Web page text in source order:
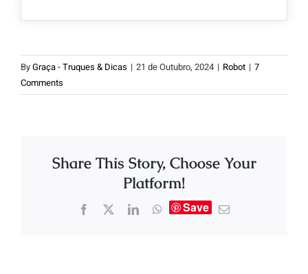
ByGraça - Truques & Dicas | 21 de Outubro, 2024 | Robot | 7
Comments
Share This Story, Choose Your
Platform!
Save